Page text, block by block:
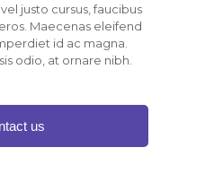
justo cursus, faucibus
Maecenas eleifend
id ac magna.
odio, at ornare nibh.
us